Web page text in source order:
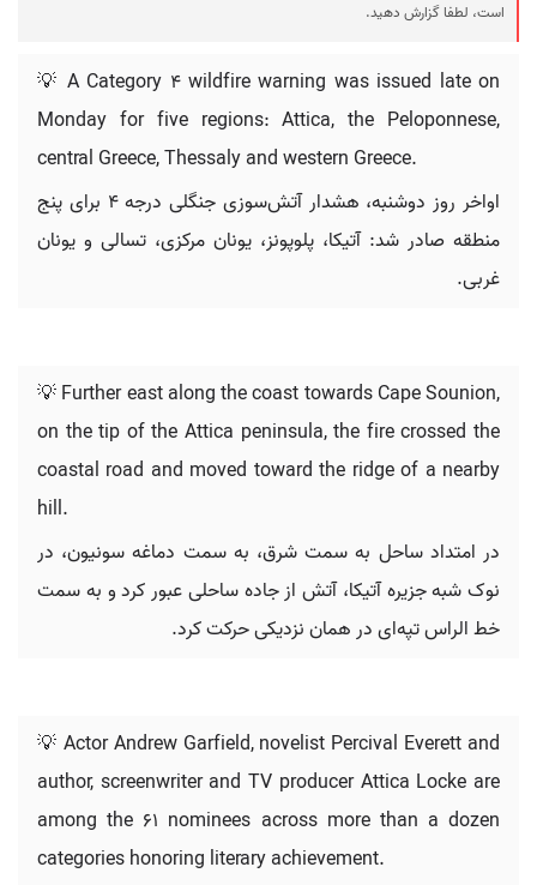
است، لطفا گزارش دهید.
💡 A Category 4 wildfire warning was issued late on
Monday for five regions: Attica, the Peloponnese,
central Greece, Thessaly and western Greece.
اواخر روز دوشنبه، هشدار آتش‌سوزی جنگلی درجه ۴ برای پنج
منطقه صادر شد: آتیکا، پلوپونز، یونان مرکزی، تسالی و یونان
غربی.
💡 Further east along the coast towards Cape Sounion,
on the tip of the Attica peninsula, the fire crossed the
coastal road and moved toward the ridge of a nearby
hill.
در امتداد ساحل به سمت شرق، به سمت دماغه سونیون، در
نوک شبه جزیره آتیکا، آتش از جاده ساحلی عبور کرد و به سمت
خط الراس تپه‌ای در همان نزدیکی حرکت کرد.
💡 Actor Andrew Garfield, novelist Percival Everett and
author, screenwriter and TV producer Attica Locke are
among the 61 nominees across more than a dozen
categories honoring literary achievement.